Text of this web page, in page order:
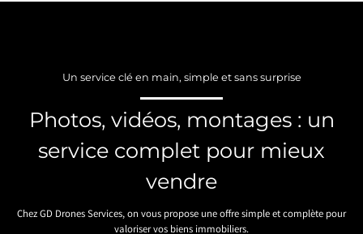
Un service clé en main, simple et sans surprise
Photos, vidéos, montages : un
service complet pour mieux
vendre
Chez GD Drones Services, on vous propose une offre simple et complète pour
valoriser vos biens immobiliers.